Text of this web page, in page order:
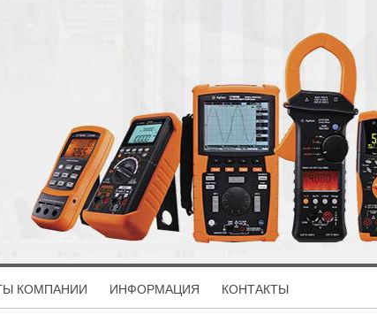
КОМПАНИИ ИНФОРМАЦИЯ КОНТАКТЫ